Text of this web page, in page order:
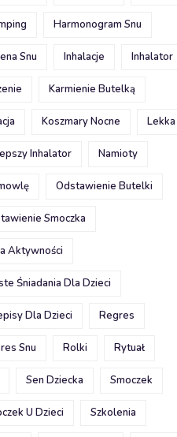
Harmonogram Snu
Snu Inhalacje Inhalator
Karmienie Butelką
Koszmary Nocne Lekka
Inhalator Namioty
Odstawienie Butelki
Smoczka
Aktywności
Śniadania Dla Dzieci
Dla Dzieci Regres
Snu Rolki Rytuał
Sen Dziecka Smoczek
U Dzieci Szkolenia